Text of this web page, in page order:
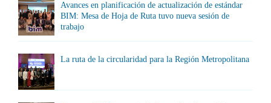
Avances en planificación de actualización de estándar
BIM: Mesa de Hoja de Ruta tuvo nueva sesión de
trabajo
La ruta de la circularidad para la Región Metropolitana